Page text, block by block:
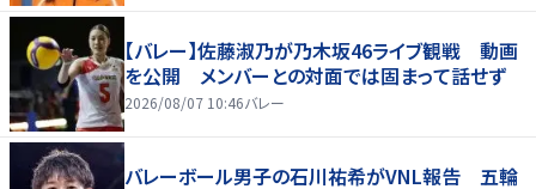
【バレー】佐藤淑乃が乃木坂46ライブ観戦 動画
を公開 メンバーとの対面では固まって話せず
2026/08/07 10:46バレー
バレーボール男子の石川祐希がVNL報告 五輪